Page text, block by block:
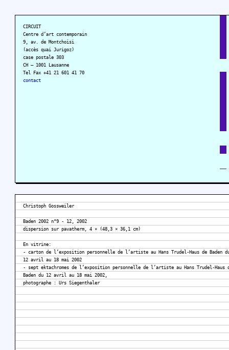
CIRCUIT
Centre d’art contemporain
9, av. de Montchoisi
(accès quai Jurigoz)
case postale 303
CH – 1001 Lausanne
Tel Fax +41 21 601 41 70
contact
Christoph Gossweiler
Baden 2002 n°9 - 12, 2002
dispersion sur pavatherm, 4 × (48,3 × 36,1 cm)
En vitrine:
- carton de l’exposition personnelle de l’artiste au Hans Trudel-Haus de Baden
12 avril au 18 mai 2002
- sept ektachromes de l’exposition personnelle de l’artiste au Hans Trudel-Haus
Baden du 12 avril au 18 mai 2002,
photographe : Urs Siegenthaler